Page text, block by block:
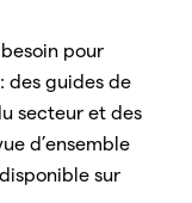
pour
des guides de
secteur et des
d’ensemble
sur